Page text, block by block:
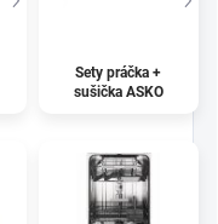
Sety práčka +
sušička ASKO